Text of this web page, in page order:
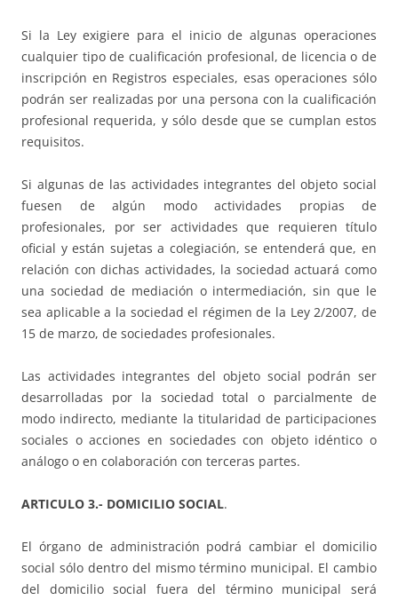
Si la Ley exigiere para el inicio de algunas operaciones
cualquier tipo de cualificación profesional, de licencia o de
inscripción en Registros especiales, esas operaciones sólo
podrán ser realizadas por una persona con la cualificación
profesional requerida, y sólo desde que se cumplan estos
requisitos.
Si algunas de las actividades integrantes del objeto social
fuesen de algún modo actividades propias de
profesionales, por ser actividades que requieren título
oficial y están sujetas a colegiación, se entenderá que, en
relación con dichas actividades, la sociedad actuará como
una sociedad de mediación o intermediación, sin que le
sea aplicable a la sociedad el régimen de la Ley 2/2007, de
15 de marzo, de sociedades profesionales.
Las actividades integrantes del objeto social podrán ser
desarrolladas por la sociedad total o parcialmente de
modo indirecto, mediante la titularidad de participaciones
sociales o acciones en sociedades con objeto idéntico o
análogo o en colaboración con terceras partes.
ARTICULO 3.- DOMICILIO SOCIAL.
El órgano de administración podrá cambiar el domicilio
social sólo dentro del mismo término municipal. El cambio
del domicilio social fuera del término municipal será